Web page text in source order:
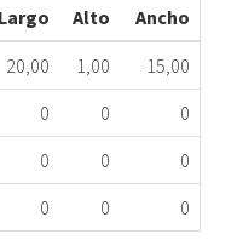
Largo Alto
Ancho
20,00 1,00
15,00
0 0
0
0 0
0
0 0 0